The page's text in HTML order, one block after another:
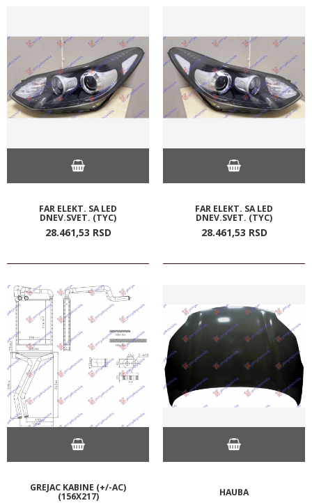
FAR ELEKT. SA LED
DNEV.SVET. (TYC)
28.461,53 RSD
FAR ELEKT. SA LED
DNEV.SVET. (TYC)
28.461,53 RSD
GREJAC KABINE (+/-AC)
(156X217) HAUBA